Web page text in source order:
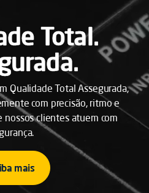
Total.
Qualidade Total Assegurada,
com precisão, ritmo e
clientes atuem com
mais